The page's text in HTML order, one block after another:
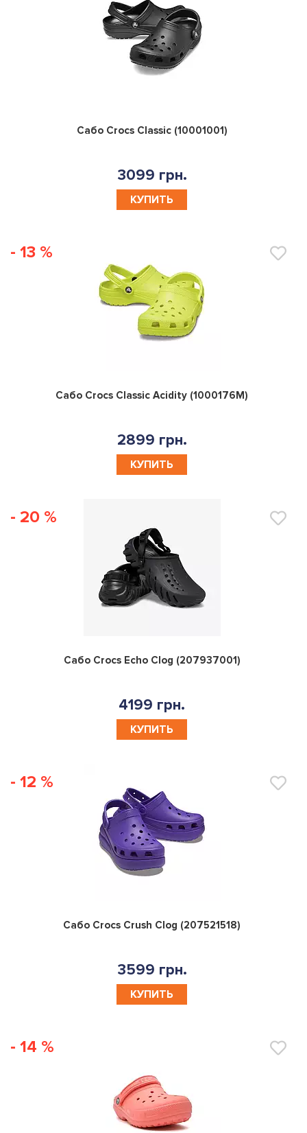
0
Сабо Crocs Classic (10001001)
3099 грн.
КУПИТЬ
- 13 %
0
Сабо Crocs Classic Acidity (1000176M)
2899 грн.
КУПИТЬ
- 20 %
0
Сабо Crocs Echo Clog (207937001)
4199 грн.
КУПИТЬ
- 12 %
0
Сабо Crocs Crush Clog (207521518)
3599 грн.
КУПИТЬ
- 14 %